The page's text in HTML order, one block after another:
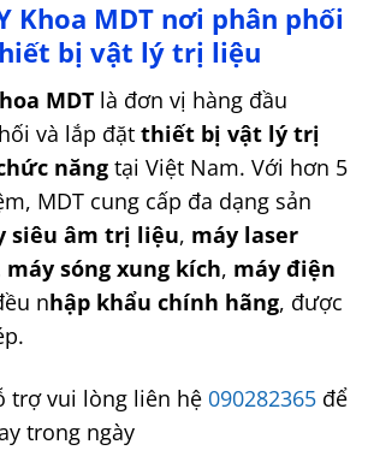
Khoa MDT nơi phân phối
bị vật lý trị liệu
MDT là đơn vị hàng đầu
và lắp đặt thiết bị vật lý trị
năng tại Việt Nam. Với hơn 5
MDT cung cấp đa dạng sản
siêu âm trị liệu, máy laser
máy sóng xung kích, máy điện
nhập khẩu chính hãng, được
trợ vui lòng liên hệ 090282365 để
trong ngày